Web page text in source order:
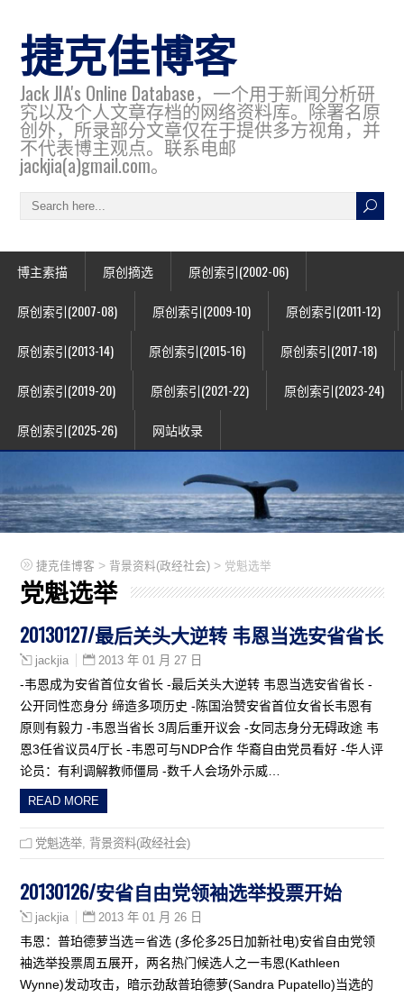
捷克佳博客
Jack JIA's Online Database，一个用于新闻分析研
究以及个人文章存档的网络资料库。除署名原
创外，所录部分文章仅在于提供多方视角，并
不代表博主观点。联系电邮
jackjia(a)gmail.com。
博主素描 原创摘选 原创索引(2002-06)
原创索引(2007-08) 原创索引(2009-10) 原创索引(2011-12)
原创索引(2013-14) 原创索引(2015-16) 原创索引(2017-18)
原创索引(2019-20) 原创索引(2021-22) 原创索引(2023-24)
原创索引(2025-26) 网站收录
捷克佳博客 > 背景资料(政经社会) > 党魁选举
党魁选举
20130127/最后关头大逆转 韦恩当选安省省长
jackjia 2013 年 01 月 27 日
-韦恩成为安省首位女省长 -最后关头大逆转 韦恩当选安省省长 -
公开同性恋身分 缔造多项历史 -陈国治赞安省首位女省长韦恩有
原则有毅力 -韦恩当省长 3周后重开议会 -女同志身分无碍政途 韦
恩3任省议员4厅长 -韦恩可与NDP合作 华裔自由党员看好 -华人评
论员：有利调解教师僵局 -数千人会场外示威…
READ MORE
党魁选举 背景资料(政经社会)
20130126/安省自由党领袖选举投票开始
jackjia 2013 年 01 月 26 日
韦恩：普珀德萝当选＝省选 (多伦多25日加新社电)安省自由党领
袖选举投票周五展开，两名热门候选人之一韦恩(Kathleen
Wynne)发动攻击，暗示劲敌普珀德萝(Sandra Pupatello)当选的